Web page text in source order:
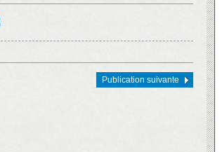
Publication suivante